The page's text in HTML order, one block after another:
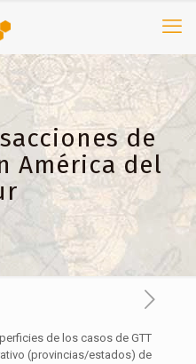
de
América del
de los casos de GTT
(provincias/estados) de